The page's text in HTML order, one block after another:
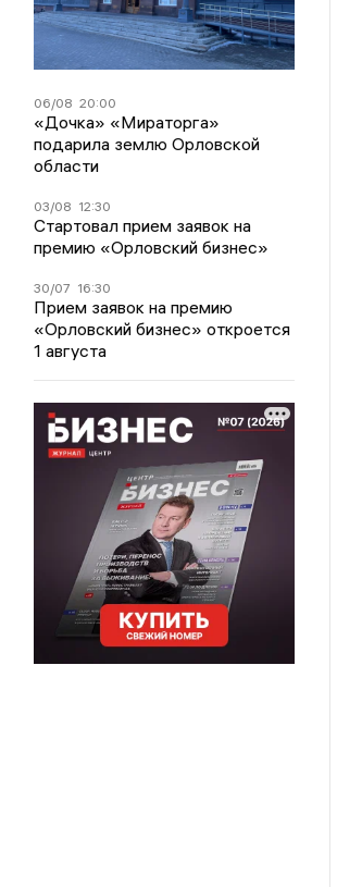
06/08 20:00
«Дочка» «Мираторга»
подарила землю Орловской
области
03/08 12:30
Стартовал прием заявок на
премию «Орловский бизнес»
30/07 16:30
Прием заявок на премию
«Орловский бизнес» откроется
1 августа